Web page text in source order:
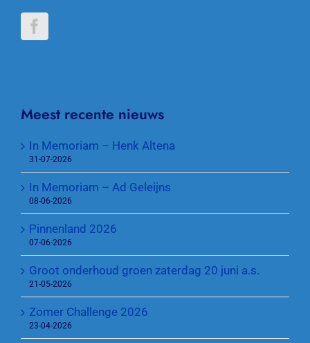
Meest recente nieuws
In Memoriam – Henk Altena
31-07-2026
In Memoriam – Ad Geleijns
08-06-2026
Pinnenland 2026
07-06-2026
Groot onderhoud groen zaterdag 20 juni a.s.
21-05-2026
Zomer Challenge 2026
23-04-2026